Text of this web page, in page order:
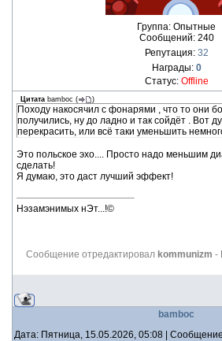
Группа: Опытные
Сообщений: 240
Репутация: 32
Награды: 0
Статус: Offline
Цитата bamboc ( )
Походу накосячил с фонарями , что то они
получились, ну до ладно и так сойдёт . Вот
перекрасить, или всё таки уменьшить
Это польское эхо.... Просто надо меньшим
сделать!
Я думаю, это даст лучший эффект!
Нэзамэнимых нЭт...!©
Сообщение отредактировал kommunizm -
bamboc
Дата: Пятница, 15.05.2026, 05:08 |